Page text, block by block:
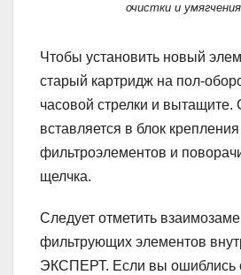
очистки и
Чтобы установить новый
старый картридж на пол-
часовой стрелки и
вставляется в блок крепления
фильтроэлементов и
щелчка.
Следует отметить
фильтрующих элементов
ЭКСПЕРТ. Если вы ошиблись